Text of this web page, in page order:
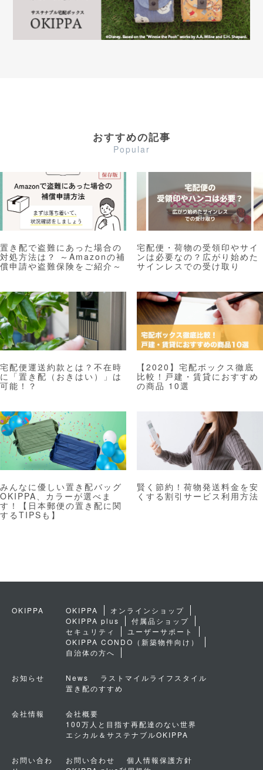
おすすめの記事
Popular
置き配で盗難にあった場合の
対処方法は？ ～Amazonの補
償申請や盗難保険をご紹介～
宅配便・荷物の受領印やサイ
ンは必要なの？広がり始めた
サインレスでの受け取り
宅配便運送約款とは？不在時
に「置き配（おきはい）」は
可能！？
【2020】宅配ボックス徹底
比較！戸建・賃貸におすすめ
の商品 10選
みんなに優しい置き配バッグ
OKIPPA、カラーが選べま
す！【日本郵便の置き配に関
するTIPSも】
賢く節約！荷物発送料金を安
くする割引サービス利用方法
OKIPPA OKIPPA
オンラインショップ
OKIPPA plus
付属品ショップ
セキュリティ
ユーザーサポート
OKIPPA CONDO（新築物件向け）
自治体の方へ
お知らせ News
ラストマイルライフスタイル
置き配のすすめ
会社情報
会社概要
100万人と目指す再配達のない世界
エシカル＆サステナブルOKIPPA
お問い合わ
お問い合わせ
個人情報保護方針